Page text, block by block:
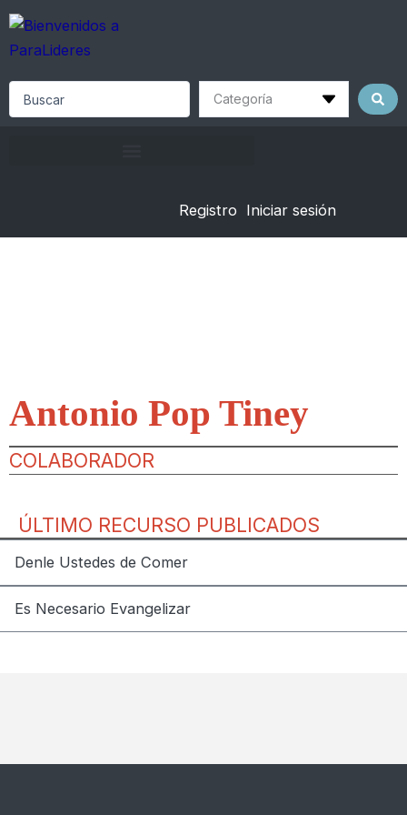
Skip
content
Registro Iniciar sesión
Antonio Pop Tiney
COLABORADOR
ÚLTIMO RECURSO PUBLICADOS
Denle Ustedes de Comer
Es Necesario Evangelizar